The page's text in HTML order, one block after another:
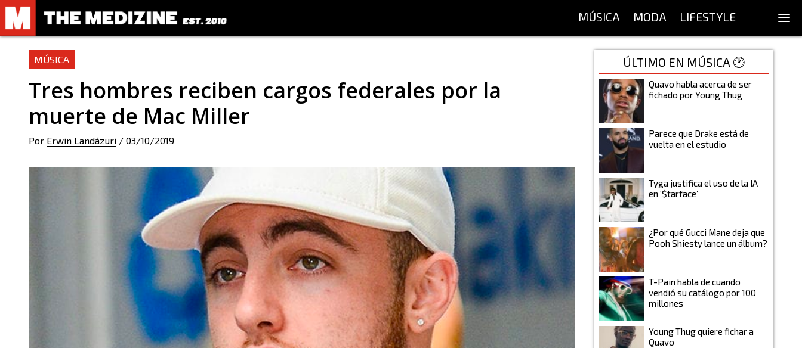
MÚSICA MODA LIFESTYLE
MÚSICA
Tres hombres reciben cargos federales por la
muerte de Mac Miller
Por Erwin Landázuri / 03/10/2019
ÚLTIMO EN MÚSICA 🕐
Quavo habla acerca de ser
fichado por Young Thug
Parece que Drake está de
vuelta en el estudio
Tyga justifica el uso de la IA
en ‘$tarface’
¿Por qué Gucci Mane deja que
Pooh Shiesty lance un álbum?
T-Pain habla de cuando
vendió su catálogo por 100
millones
Young Thug quiere fichar a
Quavo